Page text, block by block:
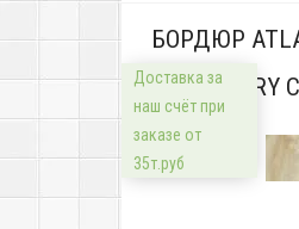
БОРДЮР
IVORY
Доставка за
наш счёт при
заказе от
35т.руб